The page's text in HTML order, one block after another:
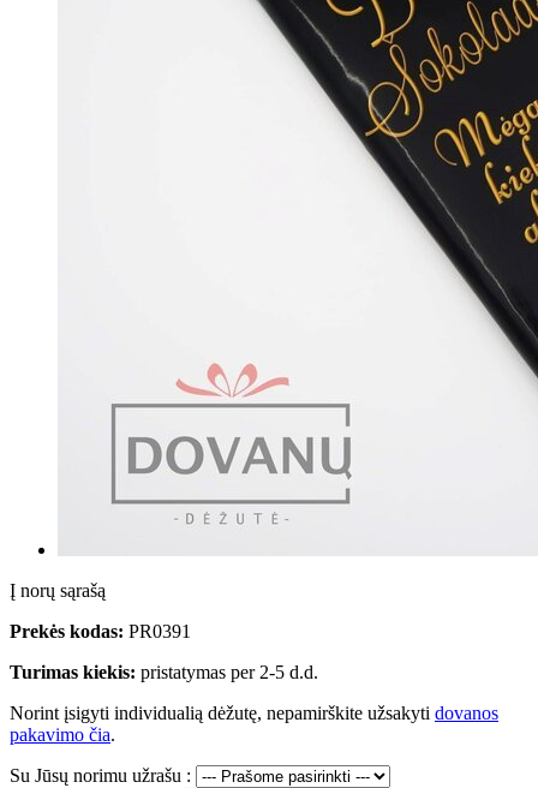
Į norų sąrašą
Prekės kodas: PR0391
Turimas kiekis: pristatymas per 2-5 d.d.
Norint įsigyti individualią dėžutę, nepamirškite užsakyti dovanos
pakavimo čia.
Su Jūsų norimu užrašu :